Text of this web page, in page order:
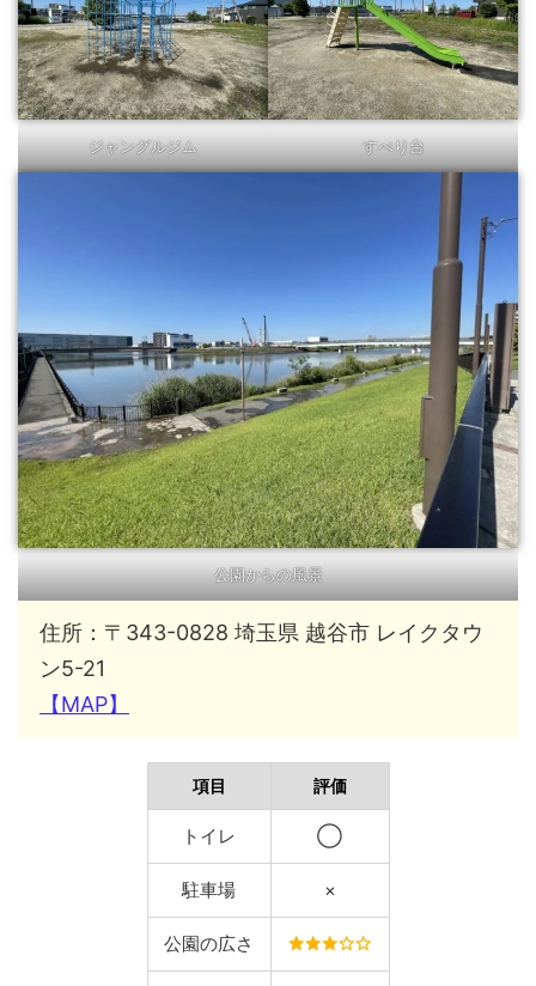
ジャングルジム すべり台
公園からの風景
住所：〒343-0828 埼玉県 越谷市 レイクタウ
ン5-21
【MAP】
項目 評価
トイレ ◯
駐車場 ×
公園の広さ